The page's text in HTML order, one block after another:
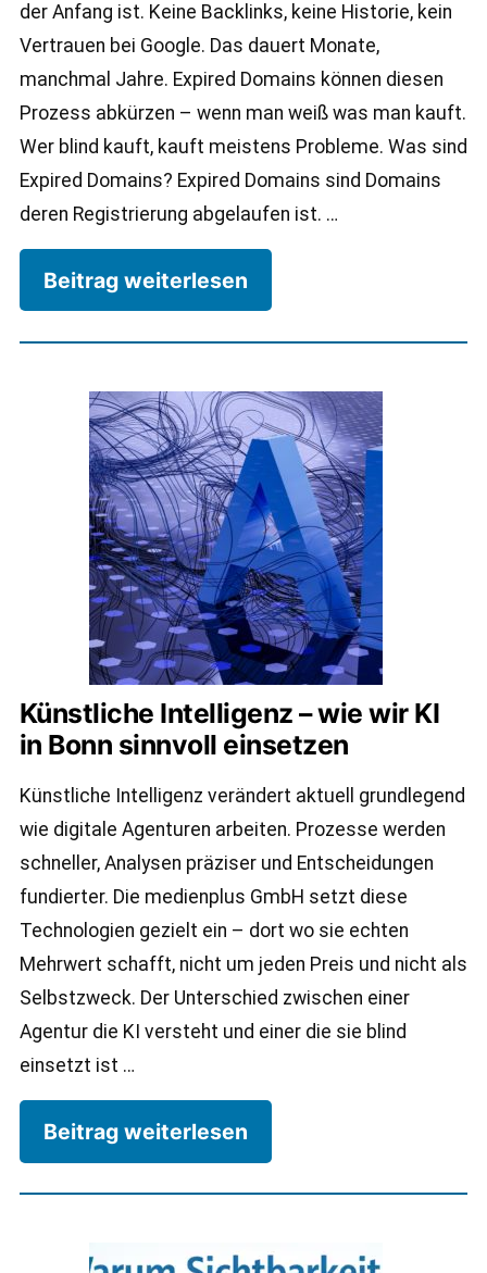
der Anfang ist. Keine Backlinks, keine Historie, kein
Vertrauen bei Google. Das dauert Monate,
manchmal Jahre. Expired Domains können diesen
Prozess abkürzen – wenn man weiß was man kauft.
Wer blind kauft, kauft meistens Probleme. Was sind
Expired Domains? Expired Domains sind Domains
deren Registrierung abgelaufen ist. …
Beitrag weiterlesen
Künstliche Intelligenz – wie wir KI
in Bonn sinnvoll einsetzen
Künstliche Intelligenz verändert aktuell grundlegend
wie digitale Agenturen arbeiten. Prozesse werden
schneller, Analysen präziser und Entscheidungen
fundierter. Die medienplus GmbH setzt diese
Technologien gezielt ein – dort wo sie echten
Mehrwert schafft, nicht um jeden Preis und nicht als
Selbstzweck. Der Unterschied zwischen einer
Agentur die KI versteht und einer die sie blind
einsetzt ist …
Beitrag weiterlesen